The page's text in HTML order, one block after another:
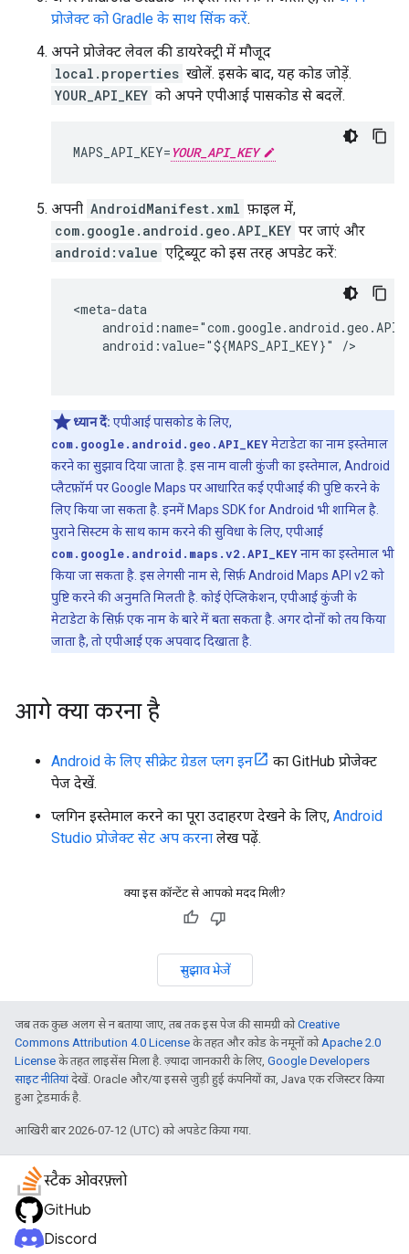
प्रोजेक्ट को Gradle के साथ सिंक करें.
अपने प्रोजेक्ट लेवल की डायरेक्ट्री में मौजूद
local.properties खोलें. इसके बाद, यह कोड जोड़ें.
YOUR_API_KEY को अपने एपीआई पासकोड से बदलें.
MAPS_API_KEY= YOUR_API_KEY
अपनी AndroidManifest.xml फ़ाइल में,
com.google.android.geo.API_KEY पर जाएं और
android:value एट्रिब्यूट को इस तरह अपडेट करें:
<meta-data
    android:value="${MAPS_API_KEY}" />
ध्यान दें: एपीआई पासकोड के लिए,
com.google.android.geo.API_KEYमेटाडेटा का नाम इस्तेमाल
करने का सुझाव दिया जाता है. इस नाम वाली कुंजी का इस्तेमाल, Android
प्लैटफ़ॉर्म पर Google Maps पर आधारित कई एपीआई की पुष्टि करने के
लिए किया जा सकता है. इनमें Maps SDK for Android भी शामिल है.
पुराने सिस्टम के साथ काम करने की सुविधा के लिए, एपीआई
com.google.android.maps.v2.API_KEYनाम का इस्तेमाल भी
किया जा सकता है. इस लेगसी नाम से, सिर्फ़ Android Maps API v2 को
पुष्टि करने की अनुमति मिलती है. कोई ऐप्लिकेशन, एपीआई कुंजी के
मेटाडेटा के सिर्फ़ एक नाम के बारे में बता सकता है. अगर दोनों को तय किया
जाता है, तो एपीआई एक अपवाद दिखाता है.
आगे क्या करना है
Android के लिए सीक्रेट ग्रेडल प्लग इन
का GitHub प्रोजेक्ट
पेज देखें.
प्लगिन इस्तेमाल करने का पूरा उदाहरण देखने के लिए, Android
Studio प्रोजेक्ट सेट अप करना लेख पढ़ें.
क्या इस कॉन्टेंट से आपको मदद मिली?
सुझाव भेजें
जब तक कुछ अलग से न बताया जाए, तब तक इस पेज की सामग्री कोCreative
Commons Attribution 4.0 License के तहत और कोड के नमूनों कोApache 2.0
License के तहत लाइसेंस मिला है. ज़्यादा जानकारी के लिए, Google Developers
साइट नीतियांदेखें. Oracle और/या इससे जुड़ी हुई कंपनियों का, Java एक रजिस्टर किया
हुआ ट्रेडमार्क है.
आखिरी बार 2026-07-12 (UTC) को अपडेट किया गया.
स्टैक ओवरफ़्लो
GitHub
Discord